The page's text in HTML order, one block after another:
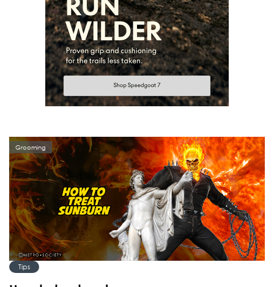
Grooming
Tips